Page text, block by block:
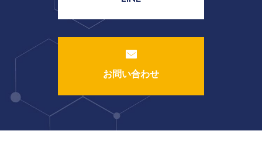
お問い合わせ